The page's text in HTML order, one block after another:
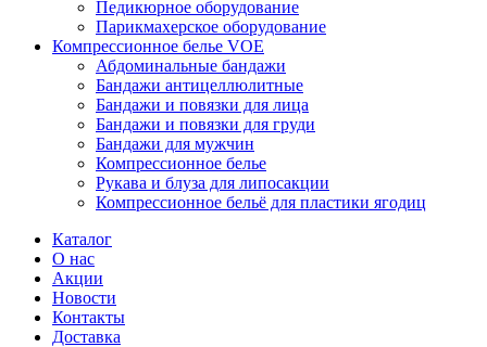
Педикюрное оборудование
Парикмахерское оборудование
Компрессионное белье VOE
Абдоминальные бандажи
Бандажи антицеллюлитные
Бандажи и повязки для лица
Бандажи и повязки для груди
Бандажи для мужчин
Компрессионное белье
Рукава и блуза для липосакции
Компрессионное бельё для пластики ягодиц
Каталог
О нас
Акции
Новости
Контакты
Доставка